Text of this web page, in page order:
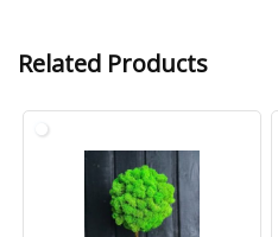
Related Products